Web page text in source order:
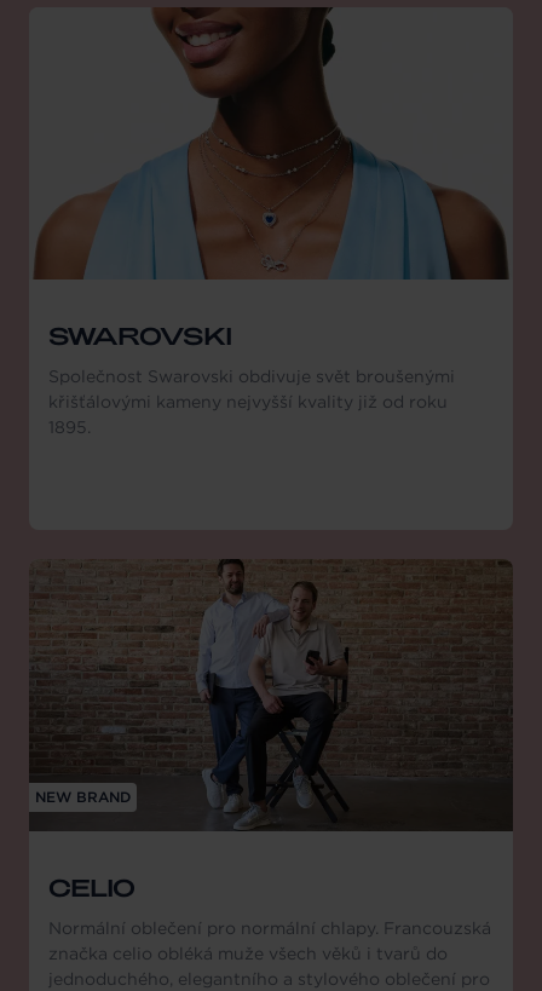
SWAROVSKI
Společnost Swarovski obdivuje svět broušenými
křišťálovými kameny nejvyšší kvality již od roku
1895.
NEW BRAND
CELIO
Normální oblečení pro normální chlapy. Francouzská
značka celio obléká muže všech věků i tvarů do
jednoduchého, elegantního a stylového oblečení pro